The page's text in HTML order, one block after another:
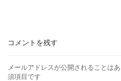
コメントを残す
メールアドレスが公開されることはあ
須項目です